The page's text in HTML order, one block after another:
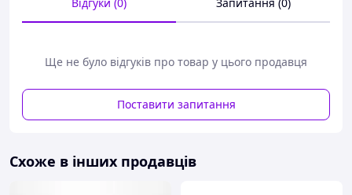
Набори для напоїв ви завжди зможете придбати в
Ще не було відгуків про товар у цього продавця
Поставити запитання
Схоже в інших продавців